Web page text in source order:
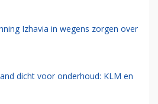
Izhavia in wegens zorgen over
dicht voor onderhoud: KLM en